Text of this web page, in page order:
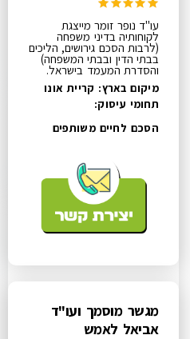
עו"ד נופר זומר מייצגת
לקוחותיה בדיני משפחה
(לרבות הסכם גירושים, הליכים
בבתי הדין ובבתי המשפחה)
והסדרת המעמד בישראל.
מיקום בארץ: קריית אונו
תחומי עיסוק:
הסכם לחיים משותפים
מגשר מוסמך ועו"ד
אביאל לאמש